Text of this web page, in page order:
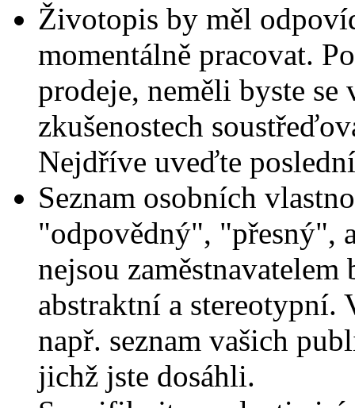
Životopis by měl
momentálně pracovat.
prodeje, neměli byste se
zkušenostech
Nejdříve uveďte
Seznam osobních
"odpovědný", "přesný",
nejsou
abstraktní a
např. seznam vašich
jichž jste dosáhli.